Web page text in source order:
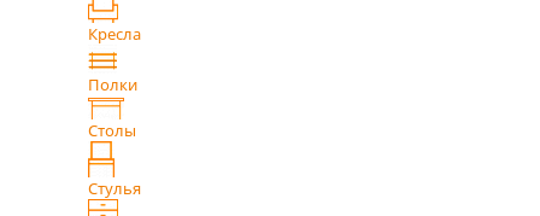
Кресла
Полки
Столы
Стулья